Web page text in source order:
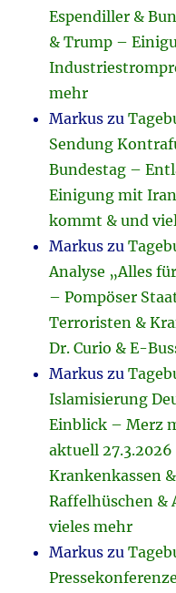
Espendiller &
& Trump –
mehr
Markus zu
Sendung
Bundestag –
Einigung mit
kommt & und
Markus zu
Analyse „Alles
– Pompöser
Terroristen &
Dr. Curio & E-
Markus zu
Islamisierung
Einblick – Merz
aktuell
Krankenkassen
Raffelhüschen
vieles mehr
Markus zu